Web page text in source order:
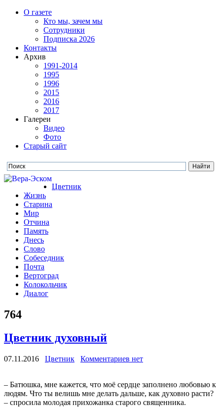
О газете
Кто мы, зачем мы
Сотрудники
Подписка 2026
Контакты
Архив
1991-2014
1995
1996
2015
2016
2017
Галереи
Видео
Фото
Старый сайт
Цветник
Жизнь
Старина
Мир
Отчина
Память
Днесь
Слово
Собеседник
Почта
Вертоград
Колокольчик
Диалог
764
Цветник духовный
07.11.2016 Цветник Комментариев нет
– Батюшка, мне кажется, что моё сердце заполнено любовью к
людям. Что ты велишь мне делать дальше, как духовно расти?
– спросила молодая прихожанка старого священника.